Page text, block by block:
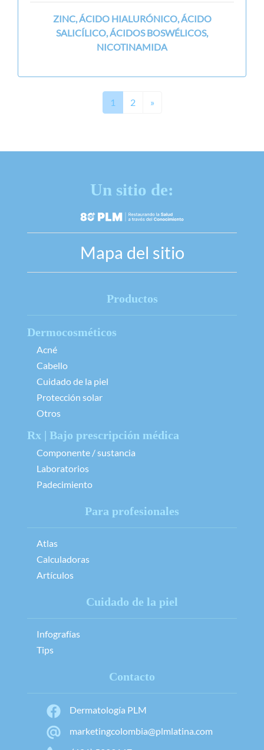
ZINC, ÁCIDO HIALURÓNICO, ÁCIDO
SALICÍLICO, ÁCIDOS BOSWÉLICOS,
NICOTINAMIDA
1 2 »Next
Un sitio de:
Mapa del sitio
Productos
Dermocosméticos
Acné
Cabello
Cuidado de la piel
Protección solar
Otros
Rx | Bajo prescripción médica
Componente / sustancia
Laboratorios
Padecimiento
Para profesionales
Atlas
Calculadoras
Artículos
Cuidado de la piel
Infografías
Tips
Contacto
Dermatología PLM
marketingcolombia@plmlatina.com